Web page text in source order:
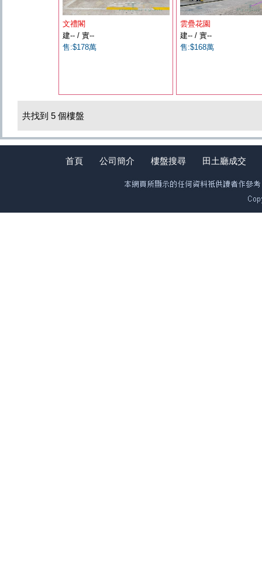
文禮閣
建-- / 實--
售:$178萬
雲疊花園
建-- / 實--
售:$168萬
共找到 5 個樓盤
首頁 公司簡介 樓盤搜尋 田土廳成交